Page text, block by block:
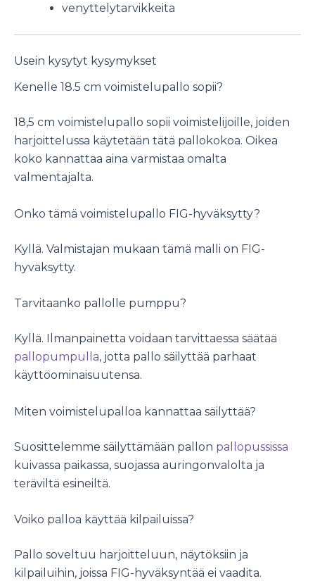
venyttelytarvikkeita
Usein kysytyt kysymykset
Kenelle 18.5 cm voimistelupallo sopii?
18,5 cm voimistelupallo sopii voimistelijoille, joiden
harjoittelussa käytetään tätä pallokokoa. Oikea
koko kannattaa aina varmistaa omalta
valmentajalta.
Onko tämä voimistelupallo FIG-hyväksytty?
Kyllä. Valmistajan mukaan tämä malli on FIG-
hyväksytty.
Tarvitaanko pallolle pumppu?
Kyllä. Ilmanpainetta voidaan tarvittaessa säätää
pallopumpulla, jotta pallo säilyttää parhaat
käyttöominaisuutensa.
Miten voimistelupalloa kannattaa säilyttää?
Suosittelemme säilyttämään pallon pallopussissa
kuivassa paikassa, suojassa auringonvalolta ja
teräviltä esineiltä.
Voiko palloa käyttää kilpailuissa?
Pallo soveltuu harjoitteluun, näytöksiin ja
kilpailuihin, joissa FIG-hyväksyntää ei vaadita.